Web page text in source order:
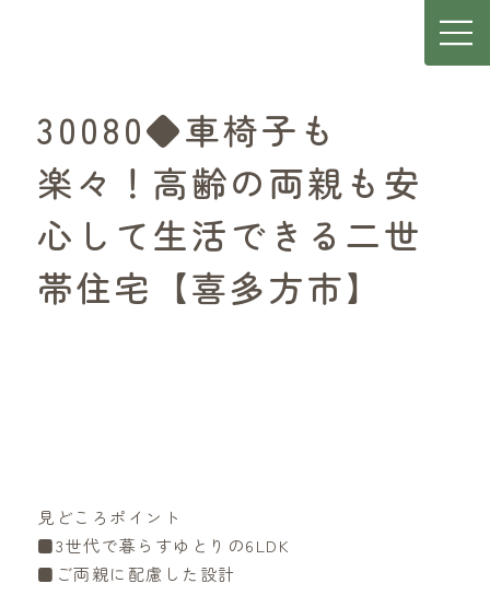
見どころポイント
■3世代で暮らすゆとりの6LDK
■ご両親に配慮した設計
30080◆車椅子も
楽々！高齢の両親も安
心して生活できる二世
帯住宅【喜多方市】